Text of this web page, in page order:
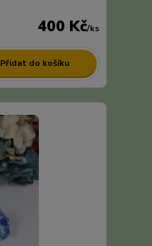
400 Kč/ks
Přidat do košíku